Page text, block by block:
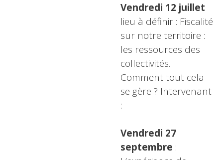
Vendredi 12 juillet
lieu à définir : Fiscalité
sur notre territoire :
les ressources des
collectivités.
Comment tout cela
se gère ? Intervenant
:
Vendredi 27
septembre :